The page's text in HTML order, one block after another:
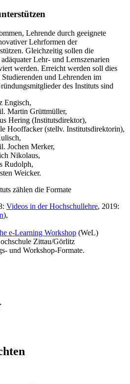
Lehrende durch geeignete
Lehrformen der
Gleichzeitig sollen die
Lehr- und Lernszenarien
werden. Erreicht werden soll dies
und Lehrenden im
des Instituts sind
Engisch,
Martin Grüttmüller,
Hering (Institutsdirektor),
Hooffacker (stellv. Institutsdirektorin),
Jochen Merker,
Nikolaus,
Rudolph,
Weicker.
zählen die Formate
Videos in der Hochschullehre, 2019:
),
e-Learning Workshop (WeL)
Zittau/Görlitz
und Workshop-Formate.